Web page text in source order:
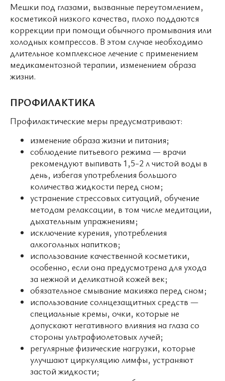
Мешки под глазами, вызванные переутомлением,
косметикой низкого качества, плохо поддаются
коррекции при помощи обычного промывания или
холодных компрессов. В этом случае необходимо
длительное комплексное лечение с применением
медикаментозной терапии, изменением образа
жизни.
ПРОФИЛАКТИКА
Профилактические меры предусматривают:
изменение образа жизни и питания;
соблюдение питьевого режима — врачи
рекомендуют выпивать 1,5-2 л чистой воды в
день, избегая употребления большого
количества жидкости перед сном;
устранение стрессовых ситуаций, обучение
методам релаксации, в том числе медитации,
дыхательным упражнениям;
исключение курения, употребления
алкогольных напитков;
использование качественной косметики,
особенно, если она предусмотрена для ухода
за нежной и деликатной кожей век;
обязательное смывание макияжа перед сном;
использование солнцезащитных средств —
специальные кремы, очки, которые не
допускают негативного влияния на глаза со
стороны ультрафиолетовых лучей;
регулярные физические нагрузки, которые
улучшают циркуляцию лимфы, устраняют
застой жидкости;